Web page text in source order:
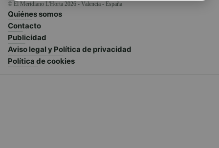
© El Meridiano L'Horta 2026 - Valencia - España
Quiénes somos
Contacto
Publicidad
Aviso legal y Política de privacidad
Política de cookies